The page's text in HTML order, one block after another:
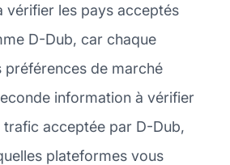
vérifier les pays acceptés
D-Dub, car chaque
préférences de marché
information à vérifier
trafic acceptée par D-Dub,
plateformes vous